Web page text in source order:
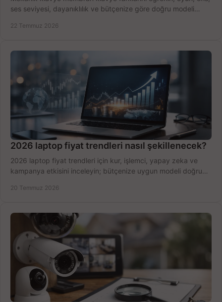
ses seviyesi, dayanıklılık ve bütçenize göre doğru modeli
22 Temmuz 2026
2026 laptop fiyat trendleri nasıl şekillenecek?
2026 laptop fiyat trendleri için kur, işlemci, yapay zeka ve
kampanya etkisini inceleyin; bütçenize uygun modeli doğru
20 Temmuz 2026